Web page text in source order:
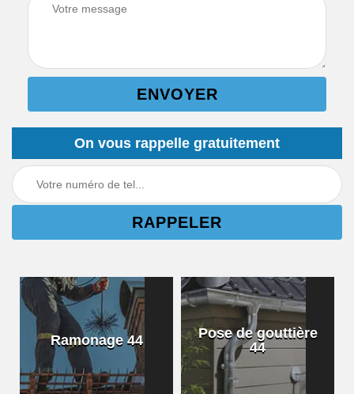
On vous rappelle gratuitement
Ramonage 44
Pose de gouttière
44